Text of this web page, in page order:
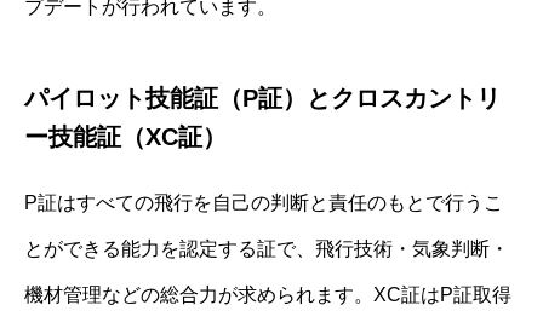
プデートが行われています。
パイロット技能証（P証）とクロスカントリ
ー技能証（XC証）
P証はすべての飛行を自己の判断と責任のもとで行うこ
とができる能力を認定する証で、飛行技術・気象判断・
機材管理などの総合力が求められます。XC証はP証取得